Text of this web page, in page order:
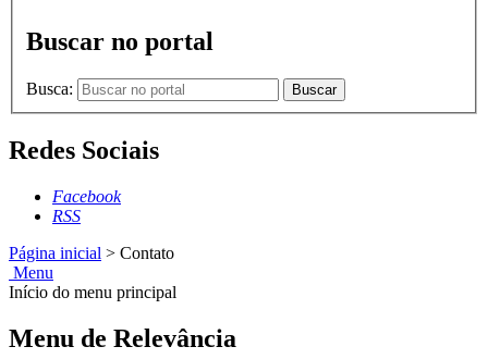
Buscar no portal
Busca: Buscar
Redes Sociais
Facebook
RSS
Página inicial > Contato
Menu
Início do menu principal
Menu de Relevância